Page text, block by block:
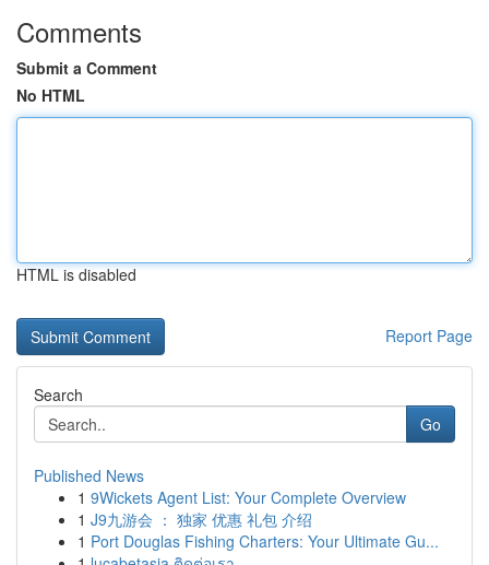
Comments
Submit a Comment
No HTML
HTML is disabled
Report Page
Search
Go
Published News
1 9Wickets Agent List: Your Complete Overview
1 J9九游会 ： 独家 优惠 礼包 介绍
1 Port Douglas Fishing Charters: Your Ultimate Gu...